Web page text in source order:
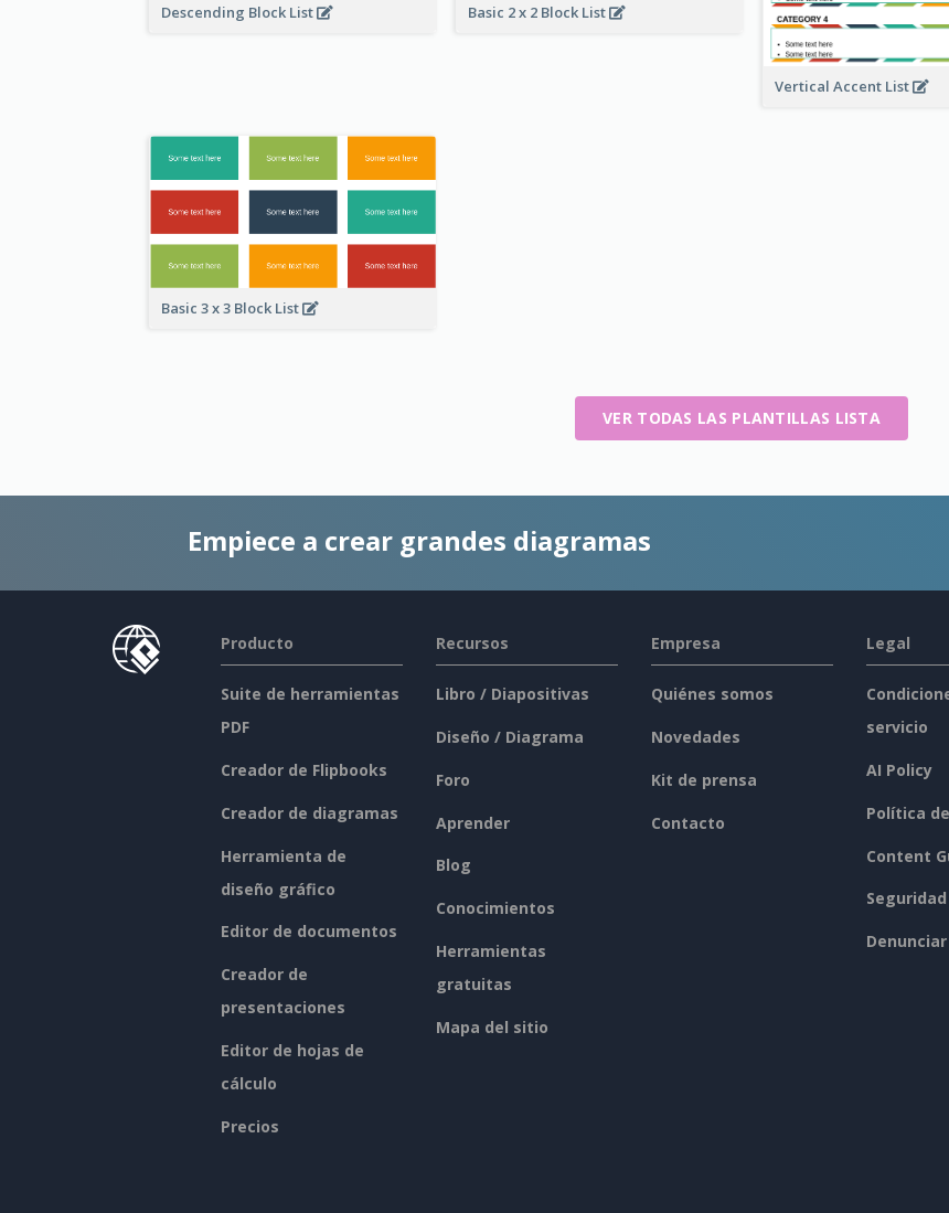
Descending Block List Basic 2 x 2 Block List
Vertical Accent List
Basic 3 x 3 Block List
VER TODAS LAS PLANTILLAS LISTA
Empiece a crear grandes diagramas
Producto
Suite de herramientas
PDF
Creador de Flipbooks
Creador de diagramas
Herramienta de
diseño gráfico
Editor de documentos
Creador de
presentaciones
Editor de hojas de
cálculo
Precios
Recursos
Libro / Diapositivas
Diseño / Diagrama
Foro
Aprender
Blog
Conocimientos
Herramientas
gratuitas
Mapa del sitio
Empresa
Quiénes somos
Novedades
Kit de prensa
Contacto
Legal
servicio
AI Policy
Política
Content
Seguridad